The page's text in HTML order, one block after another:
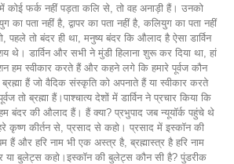
कोई फर्क नहीं पड़ता कलि से, तो वह अनाड़ी हैं। उनको
का पता नहीं है, द्वापर का पता नहीं है, कलियुग का पता नहीं
पहले तो बंदर ही था, मनुष्य बंदर कि औलाद है ऐसा डार्विन
थे। डार्विन और सभी ने मुंडी हिलाना शुरू कर दिया था, हां
हम स्वीकार करते हैं और कहने लगे कि हमारे पूर्वज कौन
हैं जो वैदिक संस्कृति को अपनाते हैं या स्वीकार करते
तो ब्रह्मा हैं।पाश्चात्य देशों में डार्विन ने प्रचार किया कि
हम बंदर की औलाद हैं। हैं क्या? प्रभुपाद जब न्यूयॉर्क पहुंचे थे
कृष्ण कीर्तन से, प्रसाद से कहो। प्रसाद में इस्कॉन की
और हरि नाम भी एक अस्त्र है, ब्रह्मास्त्र है हरि नाम
या बुलेट्स कहो।इस्कॉन की बुलेट्स कौन सी है? पुंडरीक